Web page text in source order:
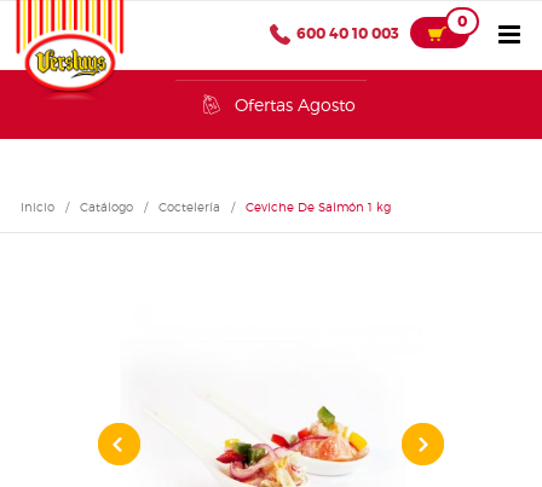
600 40 10 003
0
Ofertas Agosto
Inicio / Catálogo / Coctelería / Ceviche De Salmón 1 kg